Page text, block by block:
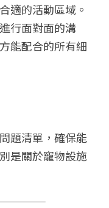
適的活動區域。
行面對面的溝
能配合的所有細
題清單，確保能
是關於寵物設施